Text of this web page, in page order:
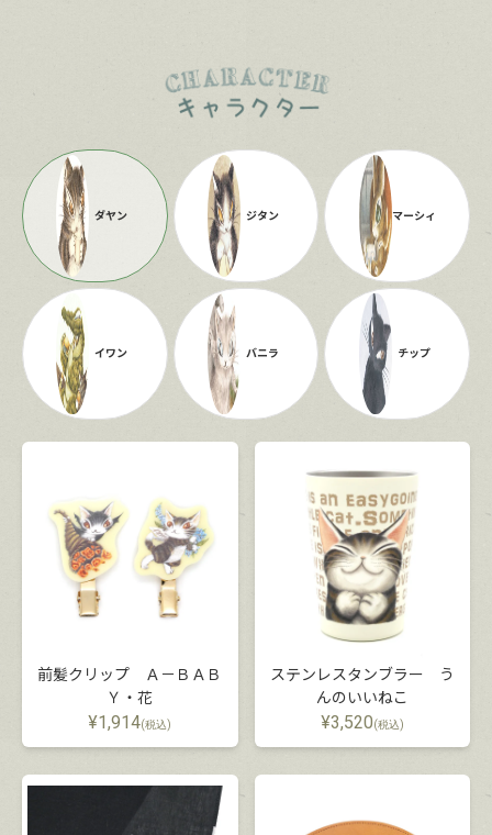
ダヤン ジタン マーシィ
イワン バニラ チップ
前髪クリップ Ａ－ＢＡＢ
Ｙ・花
¥1,914(税込)
ステンレスタンブラー う
んのいいねこ
¥3,520(税込)